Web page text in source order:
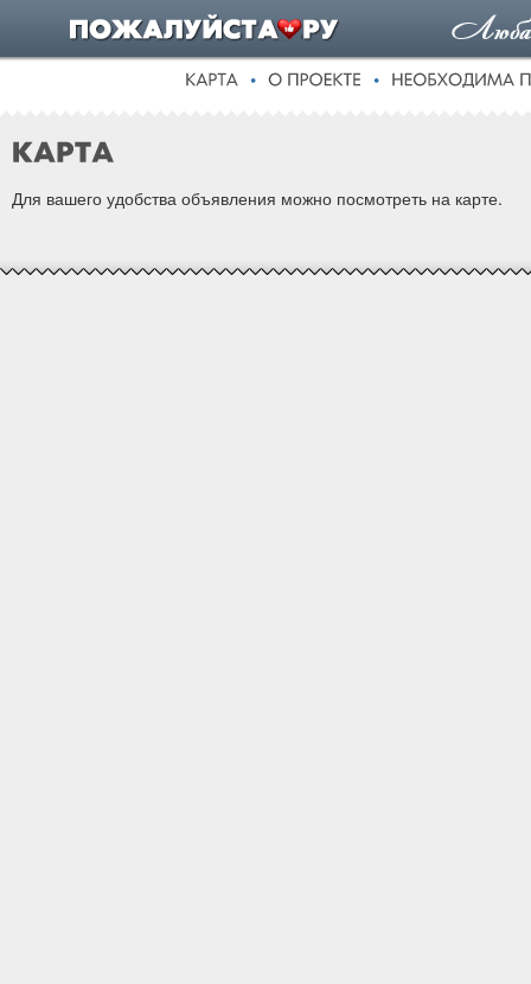
Для вашего удобства объявления можно посмотреть на карте.